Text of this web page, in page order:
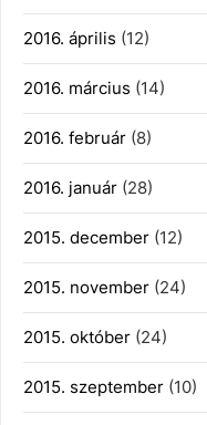
2016. április (12)
2016. március (14)
2016. február (8)
2016. január (28)
2015. december (12)
2015. november (24)
2015. október (24)
2015. szeptember (10)